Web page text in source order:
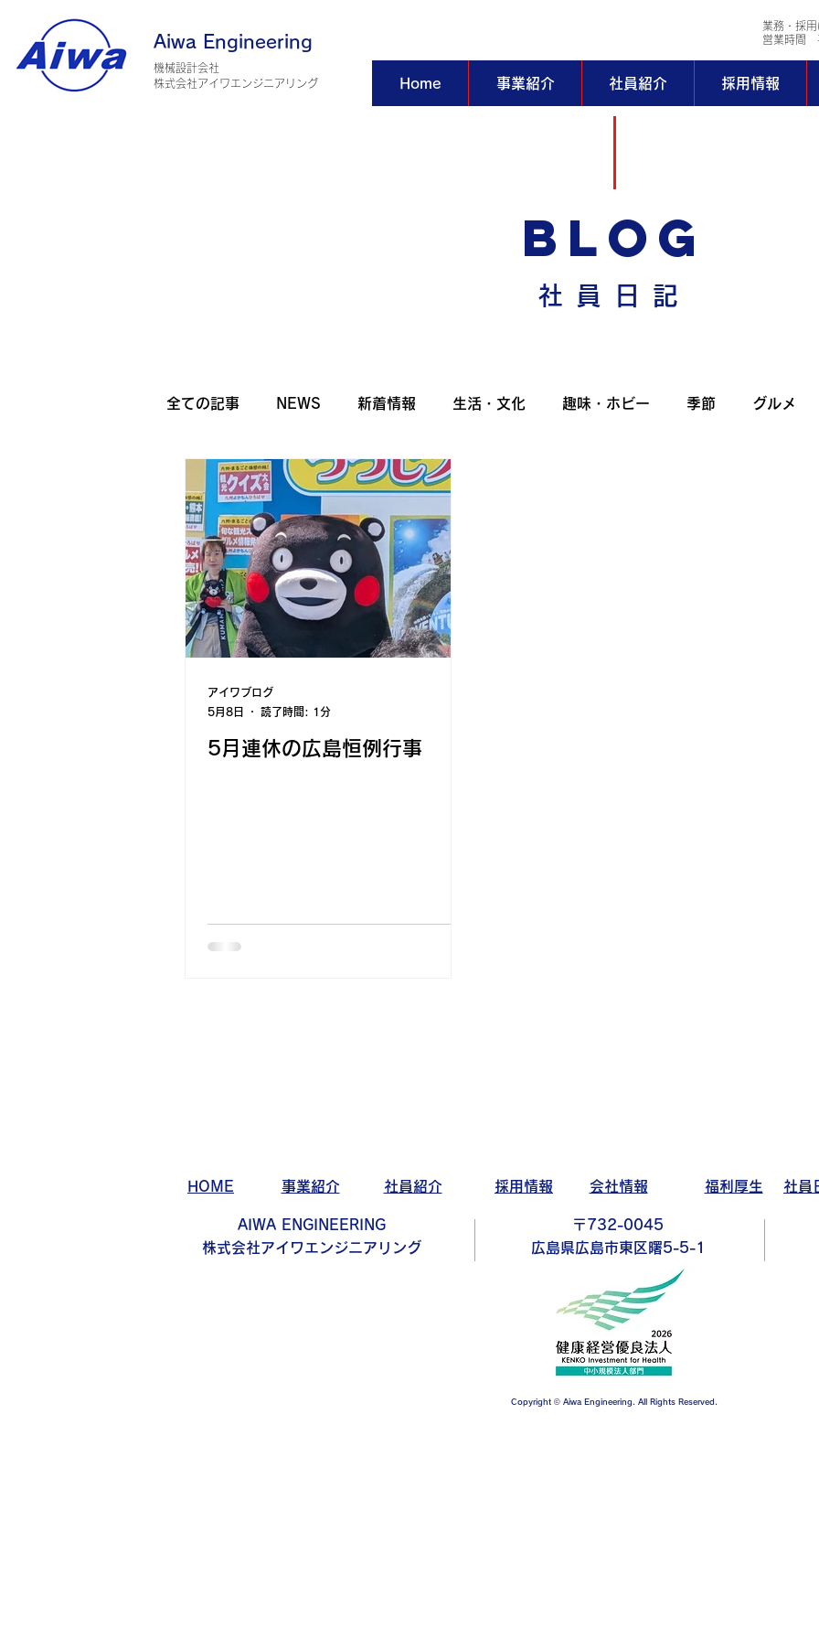
Aiwa Engineering
機械設計会社
​株式会社アイワエンジニアリング
業務・採
営業時間
Home 事業紹介 社員紹介 採用情報
BLOG
社員日記
全ての記事 NEWS 新着情報 生活・文化 趣味・ホビー 季節 グルメ
アウトドア 会社行事 コラム
アイワダーツ部 AIWAホッとステーション
2024年 2023年 2022年
5月連休の広島恒例行事
アイワブログ
5月8日
読了時間: 1分
HOME 事業紹介 社員紹介 採用情報 会社情報 社員
福利厚生
AIWA ENGINEERING
株式会社アイワエンジニアリング
〒732-0045
広島県広島市東区曙5-5-1
Copyright © Aiwa Engineering. All Rights Reserved.